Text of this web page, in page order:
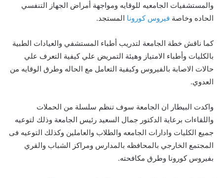
والمستشفيات الجامعيه للوقايه ومواجهة أمراض الجهاز التنفسي
الحاده وخاصة فيروس كورونا المستجد.
كما ناقش خطة الجامعة لتدريب أطباء المستشفي والعيادات الطبية
بالكليات وأطباء الامتياز وهيئة التمريض علي كيفية التعرف علي
حالات الاصابة بالفيروس وكيفية التعامل مع الحاله وطرق الوقايه من
العدوي.
واكدت البيطار ان الجامعة سوف تنظم سلسلة من الحملات
واللقاءات برعاية الدكتور جمال السعيد رئيس الجامعة وذلك لتوعيه
جميع الكليات وادارات الجامعه والطلاب والعاملين وكذلك التوعيه فى
المجتمع الخارجي بالمحافظه بالمدارس ومراكز الشباب والقري
بفيروس كورونا وطرق مكافحته.